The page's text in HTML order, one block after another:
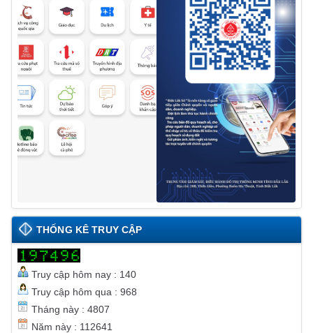
THỐNG KÊ TRUY CẬP
Truy cập hôm nay : 140
Truy cập hôm qua : 968
Tháng này : 4807
Năm này : 112641